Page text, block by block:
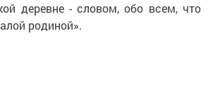
деревне - словом, обо всем, что
родиной».